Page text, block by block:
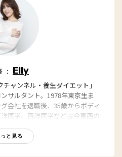
： Elly
ャンネル・養生ダイエット」
サルタント。1978年東京生ま
会社を退職後、35歳からボディ
医学、西洋医学など古今東西の
の方法もうまくいかなかった多
押すだけで勝手にやせる 7つの
っと見る